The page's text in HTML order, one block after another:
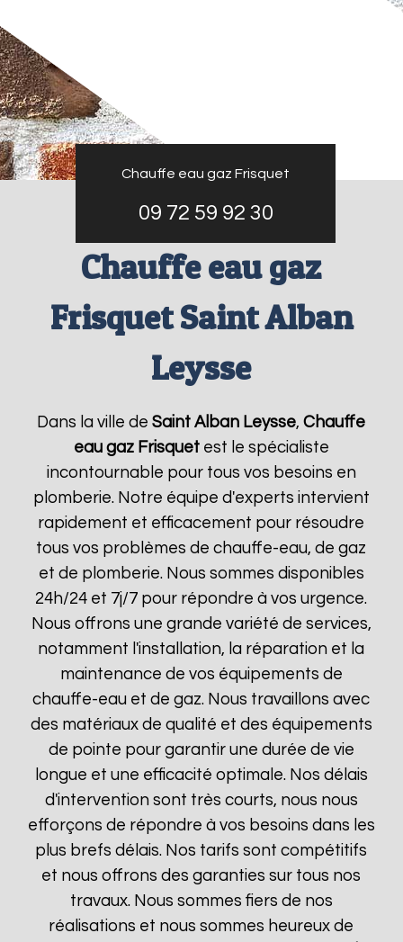
Chauffe eau gaz Frisquet
09 72 59 92 30
Chauffe eau gaz
Frisquet Saint Alban
Leysse
Dans la ville deSaint Alban Leysse,Chauffe
eau gaz Frisquetest le spécialiste
incontournable pour tous vos besoins en
plomberie. Notre équipe d'experts intervient
rapidement et efficacement pour résoudre
tous vos problèmes de chauffe-eau, de gaz
et de plomberie. Nous sommes disponibles
24h/24 et 7j/7 pour répondre à vos urgence.
Nous offrons une grande variété de services,
notamment l'installation, la réparation et la
maintenance de vos équipements de
chauffe-eau et de gaz. Nous travaillons avec
des matériaux de qualité et des équipements
de pointe pour garantir une durée de vie
longue et une efficacité optimale. Nos délais
d'intervention sont très courts, nous nous
efforçons de répondre à vos besoins dans les
plus brefs délais. Nos tarifs sont compétitifs
et nous offrons des garanties sur tous nos
travaux. Nous sommes fiers de nos
réalisations et nous sommes heureux de